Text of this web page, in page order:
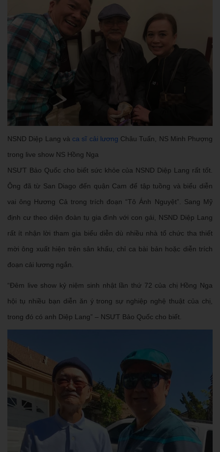
NSND Diệp Lang và ca sĩ cải lương Châu Tuấn, NS Minh Phượng
trong live show NS Hồng Nga
NSƯT Bảo Quốc cho biết sức khỏe của NSND Diệp Lang rất tốt.
Ông đã từ San Diago đến quận Cam để tập tuồng và biểu diễn
vai ông Hương Cả trong trích đoạn “Tô Ánh Nguyệt”. Sang Mỹ
định cư theo diện đoàn tụ gia đình với con gái, NSND Diệp Lang
rất ít nhận lời tham gia biểu diễn dù nhiều nhà tổ chức tha thiết
mời ông xuất hiện trên sân khấu, chỉ ca bài bản hoặc diễn trích
đoạn cải lương ngắn.
“Đêm live show kỷ niệm sinh nhật lần thứ 72 của chị Hồng Nga
hội tụ nhiều bạn diễn ăn ý trong sự nghiệp nghệ thuật của chị,
trong đó có anh Diệp Lang” – NSƯT Bảo Quốc cho biết.